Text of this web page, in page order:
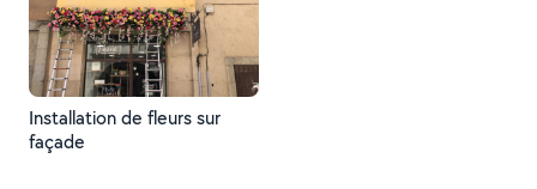
Installation de fleurs sur
façade